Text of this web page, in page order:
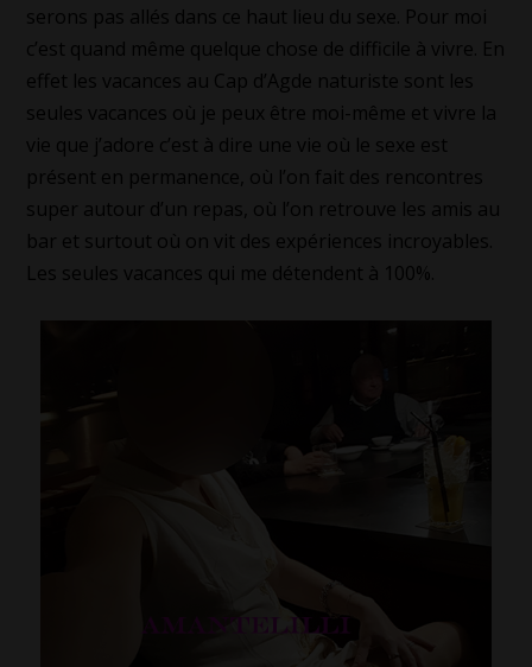
serons pas allés dans ce haut lieu du sexe. Pour moi
c’est quand même quelque chose de difficile à vivre. En
effet les vacances au Cap d’Agde naturiste sont les
seules vacances où je peux être moi-même et vivre la
vie que j’adore c’est à dire une vie où le sexe est
présent en permanence, où l’on fait des rencontres
super autour d’un repas, où l’on retrouve les amis au
bar et surtout où on vit des expériences incroyables.
Les seules vacances qui me détendent à 100%.